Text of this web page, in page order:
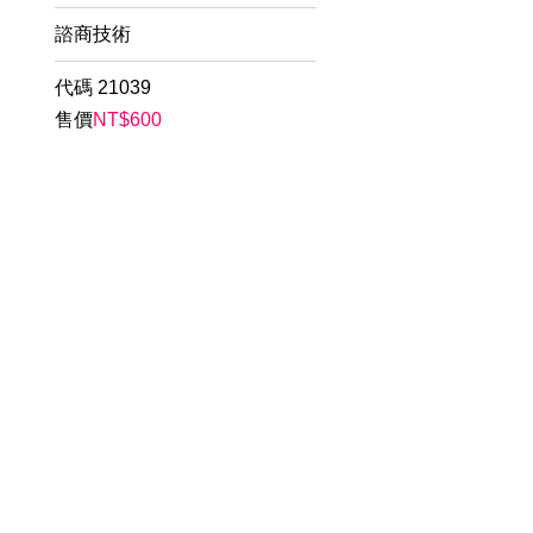
諮商技術
代碼 21039
售價NT$600